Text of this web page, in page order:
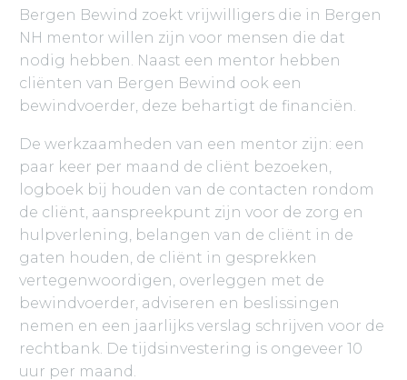
Bergen Bewind zoekt vrijwilligers die in Bergen
NH mentor willen zijn voor mensen die dat
nodig hebben. Naast een mentor hebben
cliënten van Bergen Bewind ook een
bewindvoerder, deze behartigt de financiën.
De werkzaamheden van een mentor zijn: een
paar keer per maand de cliënt bezoeken,
logboek bij houden van de contacten rondom
de cliënt, aanspreekpunt zijn voor de zorg en
hulpverlening, belangen van de cliënt in de
gaten houden, de cliënt in gesprekken
vertegenwoordigen, overleggen met de
bewindvoerder, adviseren en beslissingen
nemen en een jaarlijks verslag schrijven voor de
rechtbank. De tijdsinvestering is ongeveer 10
uur per maand.